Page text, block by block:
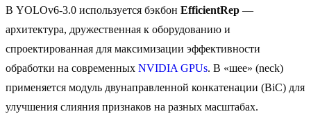
В YOLOv6-3.0 используется бэкбон EfficientRep —
архитектура, дружественная к оборудованию и
спроектированная для максимизации эффективности
обработки на современных NVIDIA GPUs. В «шее» (neck)
применяется модуль двунаправленной конкатенации (BiC) для
улучшения слияния признаков на разных масштабах.